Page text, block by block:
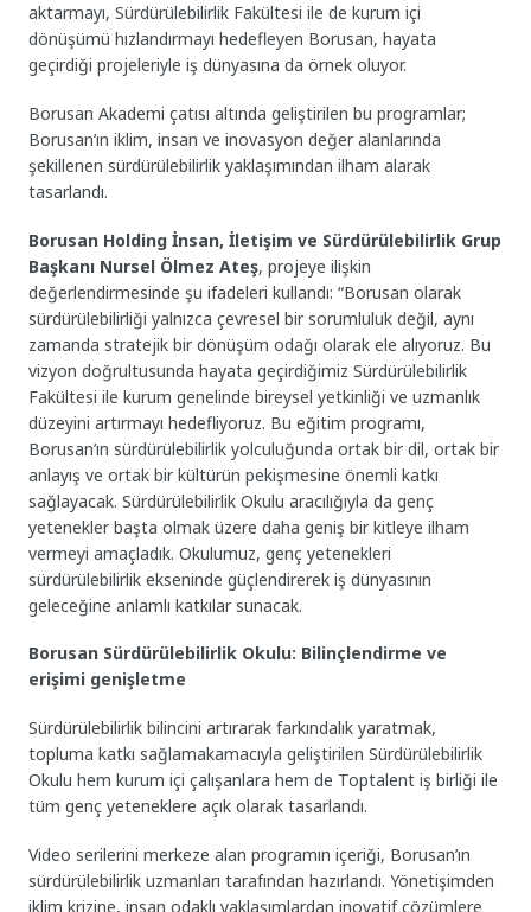
aktarmayı, Sürdürülebilirlik Fakültesi ile de kurum içi
dönüşümü hızlandırmayı hedefleyen Borusan, hayata
geçirdiği projeleriyle iş dünyasına da örnek oluyor.
Borusan Akademi çatısı altında geliştirilen bu programlar;
Borusan’ın iklim, insan ve inovasyon değer alanlarında
şekillenen sürdürülebilirlik yaklaşımından ilham alarak
tasarlandı.
Borusan Holding İnsan, İletişim ve Sürdürülebilirlik Grup
Başkanı Nursel Ölmez Ateş, projeye ilişkin
değerlendirmesinde şu ifadeleri kullandı: “Borusan olarak
sürdürülebilirliği yalnızca çevresel bir sorumluluk değil, aynı
zamanda stratejik bir dönüşüm odağı olarak ele alıyoruz. Bu
vizyon doğrultusunda hayata geçirdiğimiz Sürdürülebilirlik
Fakültesi ile kurum genelinde bireysel yetkinliği ve uzmanlık
düzeyini artırmayı hedefliyoruz. Bu eğitim programı,
Borusan’ın sürdürülebilirlik yolculuğunda ortak bir dil, ortak bir
anlayış ve ortak bir kültürün pekişmesine önemli katkı
sağlayacak. Sürdürülebilirlik Okulu aracılığıyla da genç
yetenekler başta olmak üzere daha geniş bir kitleye ilham
vermeyi amaçladık. Okulumuz, genç yetenekleri
sürdürülebilirlik ekseninde güçlendirerek iş dünyasının
geleceğine anlamlı katkılar sunacak.
Borusan Sürdürülebilirlik Okulu: Bilinçlendirme ve
erişimi genişletme
Sürdürülebilirlik bilincini artırarak farkındalık yaratmak,
topluma katkı sağlamakamacıyla geliştirilen Sürdürülebilirlik
Okulu hem kurum içi çalışanlara hem de Toptalent iş birliği ile
tüm genç yeteneklere açık olarak tasarlandı.
Video serilerini merkeze alan programın içeriği, Borusan’ın
sürdürülebilirlik uzmanları tarafından hazırlandı. Yönetişimden
iklim krizine, insan odaklı yaklaşımlardan inovatif çözümlere